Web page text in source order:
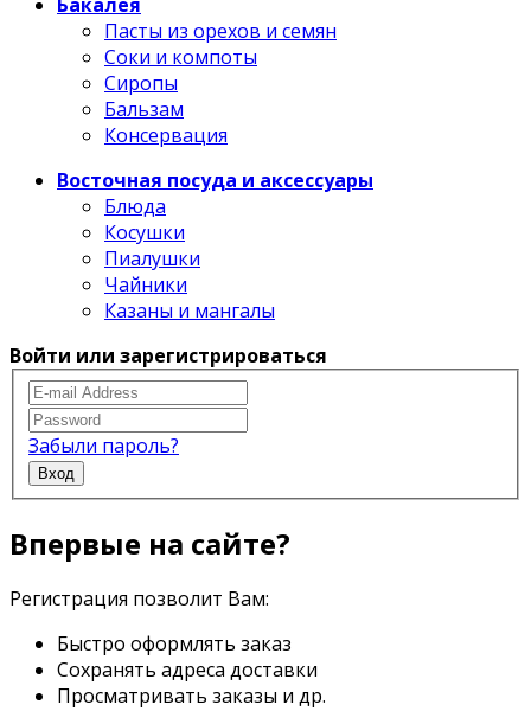
Пасты из орехов и семян
Соки и компоты
Сиропы
Бальзам
Консервация
Восточная посуда и аксессуары
Блюда
Косушки
Пиалушки
Чайники
Казаны и мангалы
Войти или зарегистрироваться
Забыли пароль?
Вход
Впервые на сайте?
Регистрация позволит Вам:
Быстро оформлять заказ
Сохранять адреса доставки
Просматривать заказы и др.